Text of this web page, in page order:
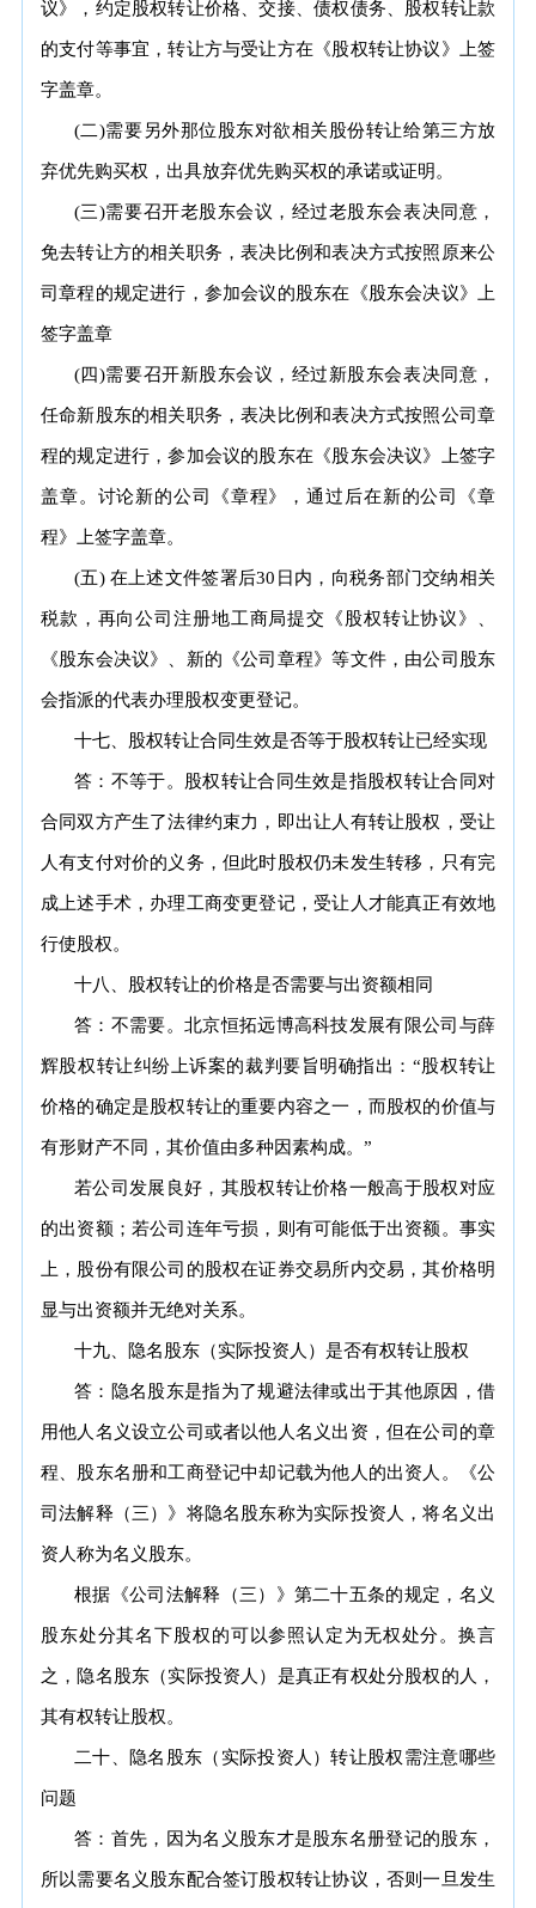
议》，约定股权转让价格、交接、债权债务、股权转让款
的支付等事宜，转让方与受让方在《股权转让协议》上签
字盖章。
(二)需要另外那位股东对欲相关股份转让给第三方放
弃优先购买权，出具放弃优先购买权的承诺或证明。
(三)需要召开老股东会议，经过老股东会表决同意，
免去转让方的相关职务，表决比例和表决方式按照原来公
司章程的规定进行，参加会议的股东在《股东会决议》上
签字盖章
(四)需要召开新股东会议，经过新股东会表决同意，
任命新股东的相关职务，表决比例和表决方式按照公司章
程的规定进行，参加会议的股东在《股东会决议》上签字
盖章。讨论新的公司《章程》，通过后在新的公司《章
程》上签字盖章。
(五) 在上述文件签署后30日内，向税务部门交纳相关
税款，再向公司注册地工商局提交《股权转让协议》、
《股东会决议》、新的《公司章程》等文件，由公司股东
会指派的代表办理股权变更登记。
十七、股权转让合同生效是否等于股权转让已经实现
答：不等于。股权转让合同生效是指股权转让合同对
合同双方产生了法律约束力，即出让人有转让股权，受让
人有支付对价的义务，但此时股权仍未发生转移，只有完
成上述手术，办理工商变更登记，受让人才能真正有效地
行使股权。
十八、股权转让的价格是否需要与出资额相同
答：不需要。北京恒拓远博高科技发展有限公司与薛
辉股权转让纠纷上诉案的裁判要旨明确指出：“股权转让
价格的确定是股权转让的重要内容之一，而股权的价值与
有形财产不同，其价值由多种因素构成。”
若公司发展良好，其股权转让价格一般高于股权对应
的出资额；若公司连年亏损，则有可能低于出资额。事实
上，股份有限公司的股权在证券交易所内交易，其价格明
显与出资额并无绝对关系。
十九、隐名股东（实际投资人）是否有权转让股权
答：隐名股东是指为了规避法律或出于其他原因，借
用他人名义设立公司或者以他人名义出资，但在公司的章
程、股东名册和工商登记中却记载为他人的出资人。《公
司法解释（三）》将隐名股东称为实际投资人，将名义出
资人称为名义股东。
根据《公司法解释（三）》第二十五条的规定，名义
股东处分其名下股权的可以参照认定为无权处分。换言
之，隐名股东（实际投资人）是真正有权处分股权的人，
其有权转让股权。
二十、隐名股东（实际投资人）转让股权需注意哪些
问题
答：首先，因为名义股东才是股东名册登记的股东，
所以需要名义股东配合签订股权转让协议，否则一旦发生